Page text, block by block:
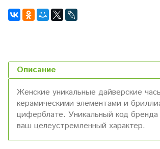
Описание
Женские уникальные дайверские
керамическими элементами и
циферблате. Уникальный код бренда
ваш целеустремленный характер.